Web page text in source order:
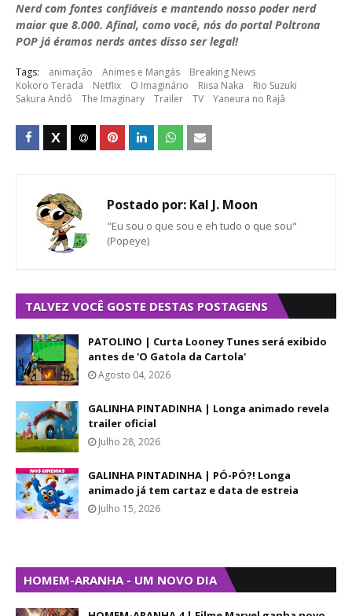
Nerd com fontes confiáveis e mantendo nosso poder nerd
maior que 8.000. Afinal, como você, nós do portal Poltrona
POP já éramos nerds antes disso ser legal!
Tags: animação Animes e Mangás
Breaking News
Kokoro Terada
Netflix O Imaginário Riisa Naka
Rio Suzuki
Sakura Andô
The Imaginary Trailer TV Yaneura no Rajâ
Postado por: Kal J. Moon
"Eu sou o que sou e eh tudo o que sou"
(Popeye)
TALVEZ VOCÊ GOSTE DESTAS POSTAGENS
PATOLINO | Curta Looney Tunes será exibido
antes de 'O Gatola da Cartola'
Agosto 04, 2026
GALINHA PINTADINHA | Longa animado revela
trailer oficial
Julho 28, 2026
GALINHA PINTADINHA | PÓ-PÓ?! Longa
animado já tem cartaz e data de estreia
Julho 15, 2026
HOMEM-ARANHA - UM NOVO DIA